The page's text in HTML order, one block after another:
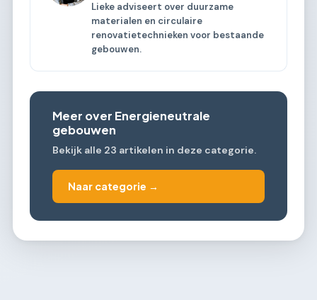
Lieke adviseert over duurzame
materialen en circulaire
renovatietechnieken voor bestaande
gebouwen.
Meer over Energieneutrale
gebouwen
Bekijk alle 23 artikelen in deze categorie.
Naar categorie →